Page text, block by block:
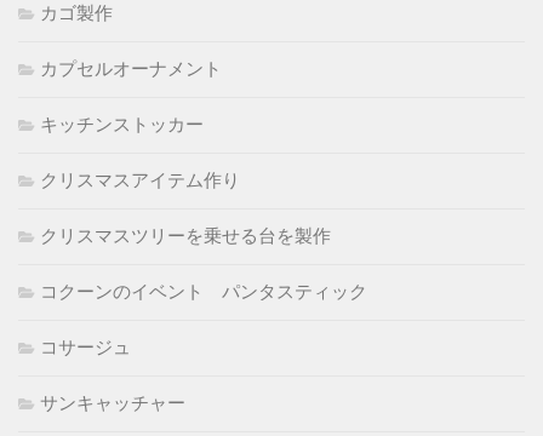
カゴ製作
カプセルオーナメント
キッチンストッカー
クリスマスアイテム作り
クリスマスツリーを乗せる台を製作
コクーンのイベント パンタスティック
コサージュ
サンキャッチャー